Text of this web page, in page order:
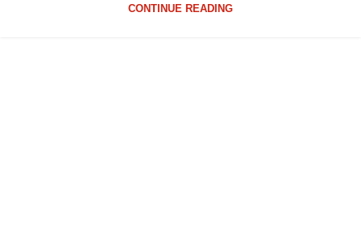
CONTINUE READING